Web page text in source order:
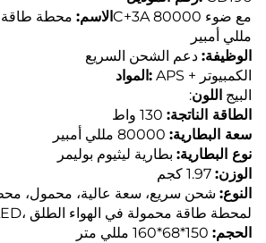
الاسم:
مللي أمبير
الوظيفة: دعم الشحن السريع
المواد:
APS + الكمبيوتر
:البيج اللون
الطاقة الناتجة:
سعة البطارية:
نوع البطارية: بطارية ليثيوم بوليمر
الوزن:
النوع: شحن سريع، سعة عالية، محمول،
شاشة LED، لمحطة طاقة محمولة في الهواء الطلق
الحجم: